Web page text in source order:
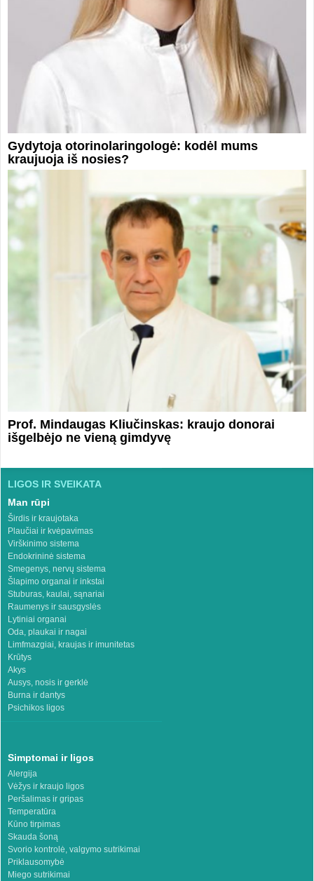
Gydytoja otorinolaringologė: kodėl mums
kraujuoja iš nosies?
Prof. Mindaugas Kliučinskas: kraujo donorai
išgelbėjo ne vieną gimdyvę
LIGOS IR SVEIKATA
Man rūpi
Širdis ir kraujotaka
Plaučiai ir kvėpavimas
Virškinimo sistema
Endokrininė sistema
Smegenys, nervų sistema
Šlapimo organai ir inkstai
Stuburas, kaulai, sąnariai
Raumenys ir sausgyslės
Lytiniai organai
Oda, plaukai ir nagai
Limfmazgiai, kraujas ir imunitetas
Krūtys
Akys
Ausys, nosis ir gerklė
Burna ir dantys
Psichikos ligos
Simptomai ir ligos
Alergija
Vėžys ir kraujo ligos
Peršalimas ir gripas
Temperatūra
Kūno tirpimas
Skauda šoną
Svorio kontrolė, valgymo sutrikimai
Priklausomybė
Miego sutrikimai